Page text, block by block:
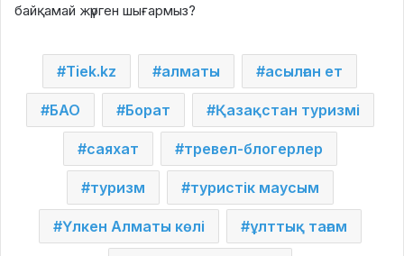
байқамай жүрген шығармыз?
Tiek.kz алматы асылған ет
БАО Борат Қазақстан туризмі
саяхат тревел-блогерлер
туризм туристік маусым
Үлкен Алматы көлі ұлттық тағам